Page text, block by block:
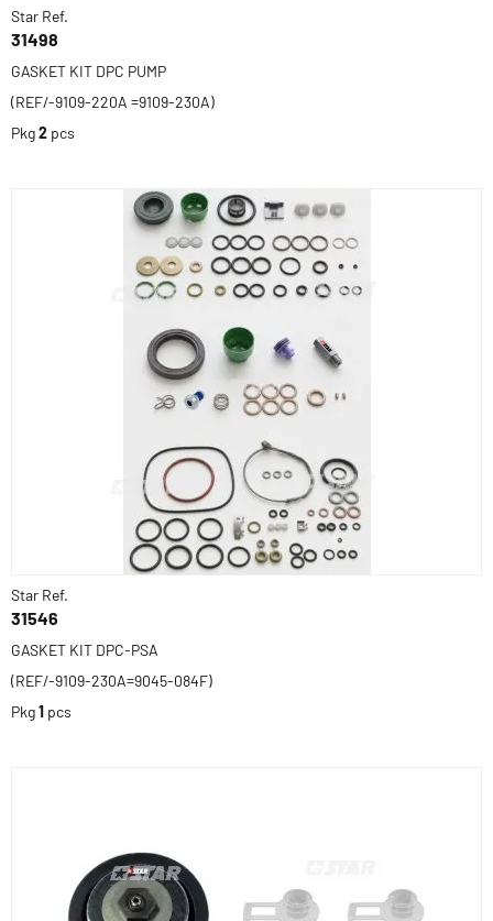
Star Ref.
31498
GASKET KIT DPC PUMP
(REF/-9109-220A =9109-230A)
Pkg2 pcs
Star Ref.
31546
GASKET KIT DPC-PSA
(REF/-9109-230A=9045-084F)
Pkg1 pcs